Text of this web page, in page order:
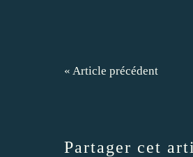
« Article précédent
Partager cet